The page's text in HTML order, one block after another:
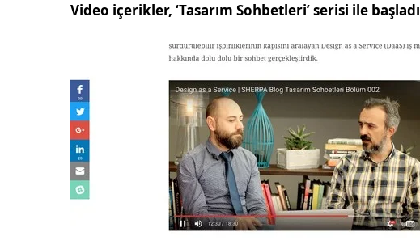
Video içerikler, ‘Tasarım Sohbetleri’ serisi ile başladı